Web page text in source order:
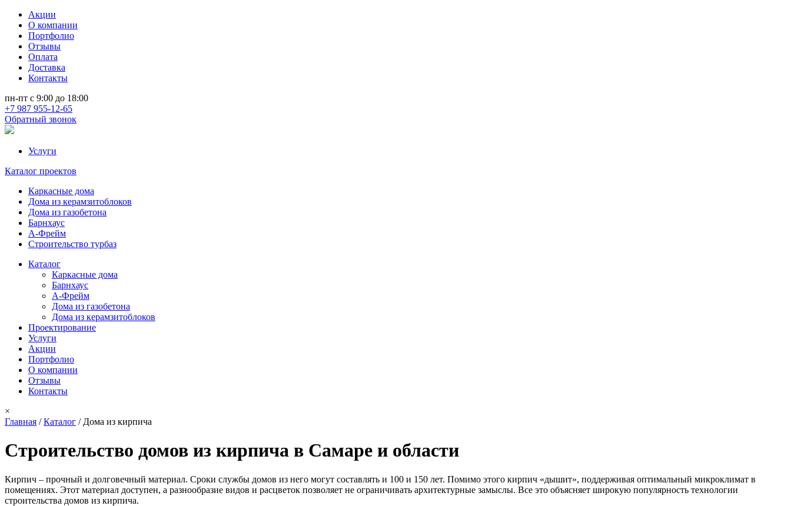
Акции
О компании
Портфолио
Отзывы
Оплата
Доставка
Контакты
пн-пт с 9:00 до 18:00
+7 987 955-12-65
Обратный звонок
Услуги
Каталог проектов
Каркасные дома
Дома из керамзитоблоков
Дома из газобетона
Барнхаус
А-Фрейм
Строительство турбаз
Каталог
Каркасные дома
Барнхаус
А-Фрейм
Дома из газобетона
Дома из керамзитоблоков
Проектирование
Услуги
Акции
Портфолио
О компании
Отзывы
Контакты
×
Главная / Каталог / Дома из кирпича
Строительство домов из кирпича в Самаре и области
Кирпич – прочный и долговечный материал. Сроки службы домов из него могут составлять и 100 и 150 лет. Помимо этого кирпич «дышит», поддерживая оптимальный микроклимат в
помещениях. Этот материал доступен, а разнообразие видов и расцветок позволяет не ограничивать архитектурные замыслы. Все это объясняет широкую популярность технологии
строительства домов из кирпича.